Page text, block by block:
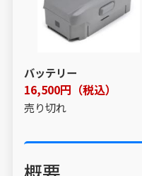
バッテリー
16,500円（税込）
売り切れ